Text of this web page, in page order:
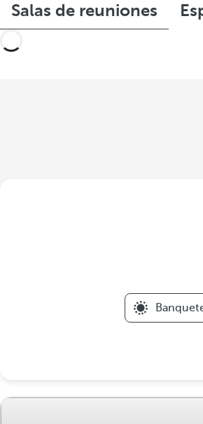
Salas de reuniones